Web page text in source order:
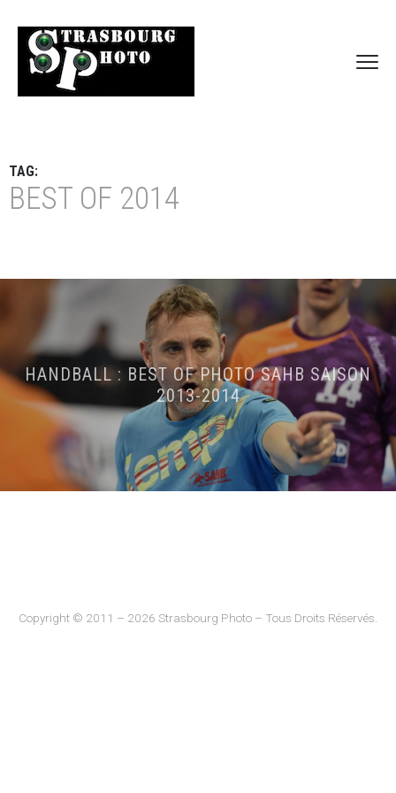
TAG:
BEST OF 2014
HANDBALL : BEST OF PHOTO SAHB SAISON
2013-2014
Copyright © 2011 – 2026 Strasbourg Photo – Tous Droits Réservés.